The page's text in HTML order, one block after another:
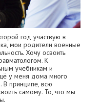
год участвую в
мои родители военные
Хочу освоить
К
учебникам и
у меня дома много
В принципе, всю
самому. То, что мы